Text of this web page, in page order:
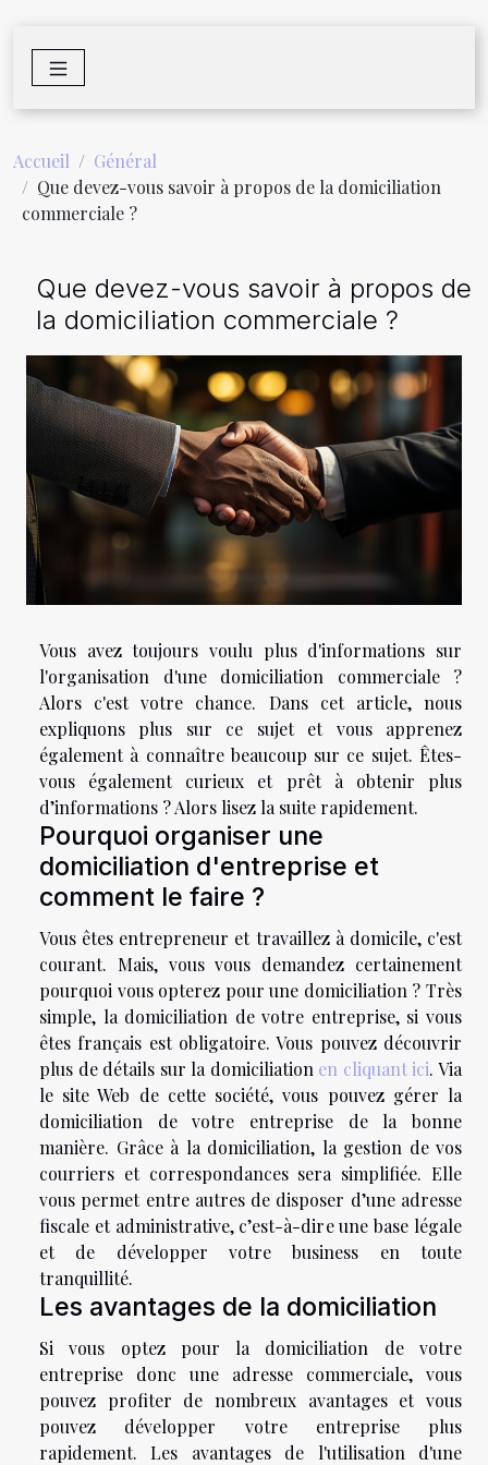
Accueil
Général
Que devez-vous savoir à propos de la domiciliation
commerciale ?
Que devez-vous savoir à propos de
la domiciliation commerciale ?
Vous avez toujours voulu plus d'informations sur
l'organisation d'une domiciliation commerciale ?
Alors c'est votre chance. Dans cet article, nous
expliquons plus sur ce sujet et vous apprenez
également à connaître beaucoup sur ce sujet. Êtes-
vous également curieux et prêt à obtenir plus
d’informations ? Alors lisez la suite rapidement.
Pourquoi organiser une
domiciliation d'entreprise et
comment le faire ?
Vous êtes entrepreneur et travaillez à domicile, c'est
courant. Mais, vous vous demandez certainement
pourquoi vous opterez pour une domiciliation ? Très
simple, la domiciliation de votre entreprise, si vous
êtes français est obligatoire. Vous pouvez découvrir
plus de détails sur la domiciliation en cliquant ici. Via
le site Web de cette société, vous pouvez gérer la
domiciliation de votre entreprise de la bonne
manière. Grâce à la domiciliation, la gestion de vos
courriers et correspondances sera simplifiée. Elle
vous permet entre autres de disposer d’une adresse
fiscale et administrative, c’est-à-dire une base légale
et de développer votre business en toute
tranquillité.
Les avantages de la domiciliation
Si vous optez pour la domiciliation de votre
entreprise donc une adresse commerciale, vous
pouvez profiter de nombreux avantages et vous
pouvez développer votre entreprise plus
rapidement. Les avantages de l'utilisation d'une